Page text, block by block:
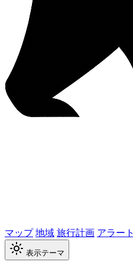
マップ地域旅行計画 アラート
表示テーマ